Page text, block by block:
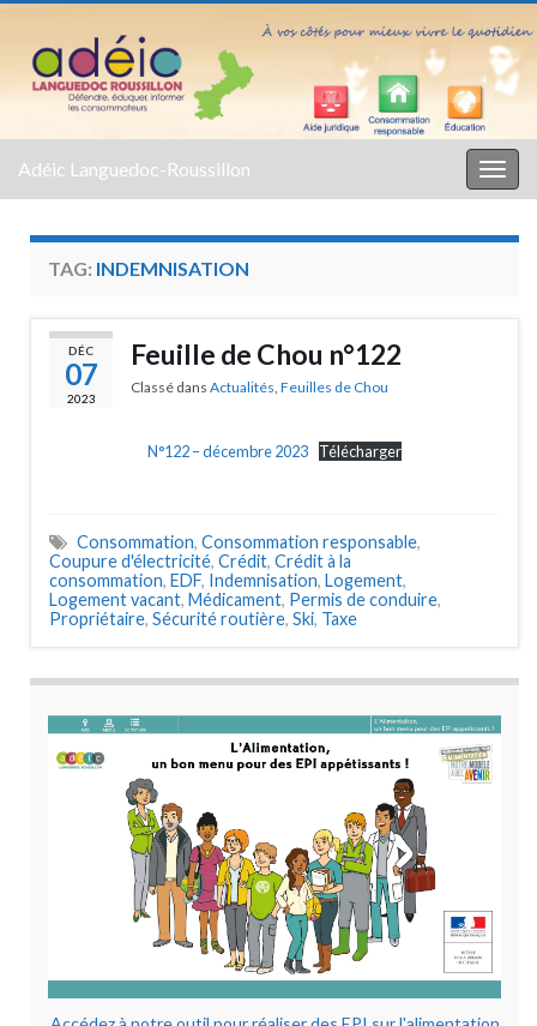
Adéic Languedoc-Roussillon
TAG: INDEMNISATION
DÉC
07
2023
Feuille de Chou n°122
Classé dans Actualités, Feuilles de Chou
N°122 – décembre 2023 Télécharger
Consommation, Consommation responsable,
Coupure d'électricité, Crédit, Crédit à la
consommation, EDF, Indemnisation, Logement,
Logement vacant, Médicament, Permis de conduire,
Propriétaire, Sécurité routière, Ski, Taxe